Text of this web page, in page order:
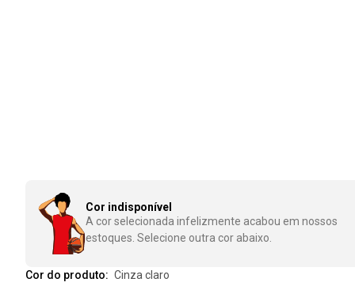
Cor indisponível
A cor selecionada infelizmente acabou em nossos
estoques. Selecione outra cor abaixo.
Cor do produto: cinza claro